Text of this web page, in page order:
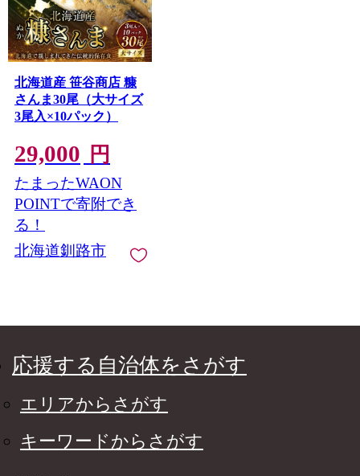
北海道産 笹谷商店 糠
さんま30尾（大サイズ
3尾入×10パック）
29,000 円
たまったWAON
POINTで寄附でき
る！
北海道釧路市
応援する自治体をさがす
エリアからさがす
キーワードからさがす